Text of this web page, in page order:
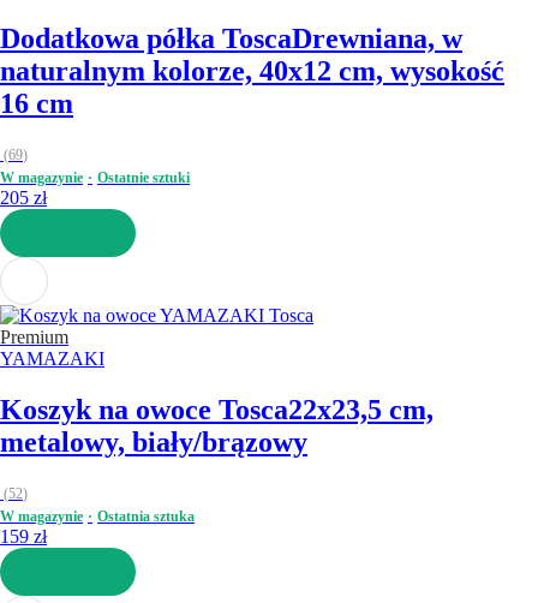
Dodatkowa półka ToscaDrewniana, w
naturalnym kolorze, 40x12 cm, wysokość
16 cm
(69)
W magazynie
Ostatnie sztuki
205 zł
DO KOSZYKA
Premium
YAMAZAKI
Koszyk na owoce Tosca22x23,5 cm,
metalowy, biały/brązowy
(52)
W magazynie
Ostatnia sztuka
159 zł